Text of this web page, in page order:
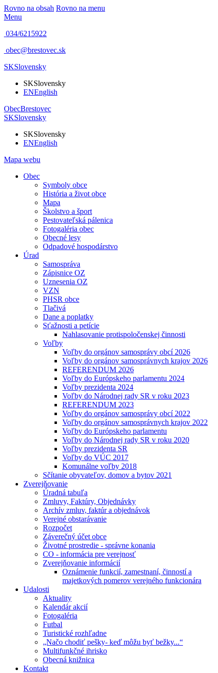
Rovno na obsah Rovno na menu
Menu
034/6215922
obec@brestovec.sk
SKSlovensky
SKSlovensky
ENEnglish
ObecBrestovec
SKSlovensky
SKSlovensky
ENEnglish
Mapa webu
Obec
Symboly obce
História a život obce
Mapa
Školstvo a šport
Pestovateľská pálenica
Fotogaléria obec
Obecné lesy
Odpadové hospodárstvo
Úrad
Samospráva
Zápisnice OZ
Uznesenia OZ
VZN
PHSR obce
Tlačivá
Dane a poplatky
Sťažnosti a petície
Nahlasovanie protispoločenskej činnosti
Voľby
Voľby do orgánov samosprávy obcí 2026
Voľby do orgánov samosprávnych krajov 2026
REFERENDUM 2026
Voľby do Európskeho parlamentu 2024
Voľby prezidenta 2024
Voľby do Národnej rady SR v roku 2023
REFERENDUM 2023
Voľby do orgánov samosprávy obcí 2022
Voľby do orgánov samosprávnych krajov 2022
Voľby do Európskeho parlamentu
Voľby do Národnej rady SR v roku 2020
Voľby prezidenta SR
Voľby do VÚC 2017
Komunálne voľby 2018
Sčítanie obyvateľov, domov a bytov 2021
Zverejňovanie
Úradná tabuľa
Zmluvy, Faktúry, Objednávky
Archív zmluv, faktúr a objednávok
Verejné obstarávanie
Rozpočet
Záverečný účet obce
Životné prostredie - správne konania
CO - informácia pre verejnosť
Zverejňovanie informácií
Oznámenie funkcií, zamestnaní, činností a
majetkových pomerov verejného funkcionára
Udalosti
Aktuality
Kalendár akcií
Fotogaléria
Futbal
Turistické rozhľadne
„Načo chodiť pešky- keď môžu byť bežky...“
Multifunkčné ihrisko
Obecná knižnica
Kontakt